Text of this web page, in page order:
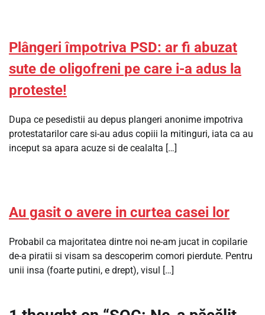
Plângeri împotriva PSD: ar fi abuzat
sute de oligofreni pe care i-a adus la
proteste!
Dupa ce pesedistii au depus plangeri anonime impotriva
protestatarilor care si-au adus copiii la mitinguri, iata ca au
inceput sa apara acuze si de cealalta […]
Au gasit o avere in curtea casei lor
Probabil ca majoritatea dintre noi ne-am jucat in copilarie
de-a piratii si visam sa descoperim comori pierdute. Pentru
unii insa (foarte putini, e drept), visul […]